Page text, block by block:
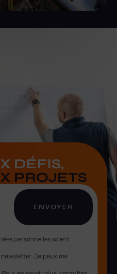
DÉFIS,
PROJETS
personnelles soient
newsletter. Je peux me
ENVOYER